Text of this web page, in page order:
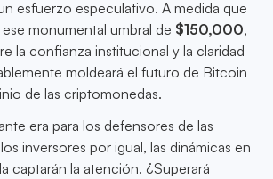
esfuerzo especulativo. A medida que
monumental umbral de $150,000,
la confianza institucional y la claridad
moldeará el futuro de Bitcoin
de las criptomonedas.
era para los defensores de las
inversores por igual, las dinámicas en
captarán la atención. ¿Superará